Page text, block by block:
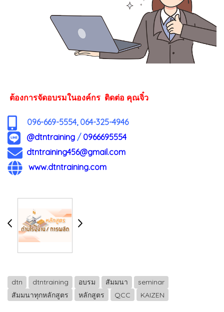
ต้องการจัดอบรมในองค์กร ติดต่อ คุณจิ๋ว
096-669-5554, 064-325-4946
@dtntraining / 0966695554
dtntraining456@gmail.com
www.dtntraining.com
dtn dtntraining อบรม สัมมนา
seminar
สัมมนาทุกหลักสูตร
หลักสูตร QCC KAIZEN